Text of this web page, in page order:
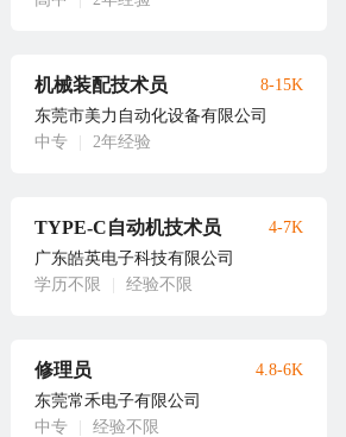
机械装配技术员
东莞市美力自动化设备有限公司
中专
2年经验
8-15K
TYPE-C自动机技术员
广东皓英电子科技有限公司
学历不限
经验不限
4-7K
修理员
东莞常禾电子有限公司
中专
经验不限
4.8-6K